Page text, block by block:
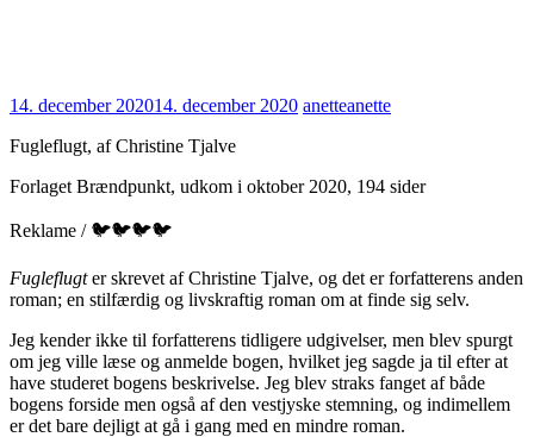
14. december 202014. december 2020 anetteanette
Fugleflugt, af Christine Tjalve
Forlaget Brændpunkt, udkom i oktober 2020, 194 sider
Reklame / 🐦🐦🐦🐦
Fugleflugter skrevet af Christine Tjalve, og det er forfatterens anden
roman; en stilfærdig og livskraftig roman om at finde sig selv.
Jeg kender ikke til forfatterens tidligere udgivelser, men blev spurgt
om jeg ville læse og anmelde bogen, hvilket jeg sagde ja til efter at
have studeret bogens beskrivelse. Jeg blev straks fanget af både
bogens forside men også af den vestjyske stemning, og indimellem
er det bare dejligt at gå i gang med en mindre roman.